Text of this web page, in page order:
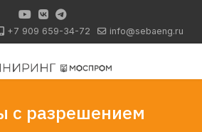
+7 909 659-34-72 info@sebaeng.ru
с разрешением